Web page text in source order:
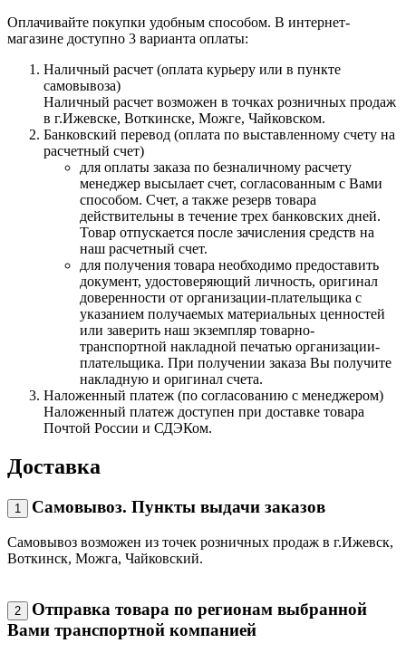
Оплачивайте покупки удобным способом. В интернет-
магазине доступно 3 варианта оплаты:
Наличный расчет (оплата курьеру или в пункте
самовывоза)
Наличный расчет возможен в точках розничных продаж
в г.Ижевске, Воткинске, Можге, Чайковском.
Банковский перевод (оплата по выставленному счету на
расчетный счет)
для оплаты заказа по безналичному расчету
менеджер высылает счет, согласованным с Вами
способом. Счет, а также резерв товара
действительны в течение трех банковских дней.
Товар отпускается после зачисления средств на
наш расчетный счет.
для получения товара необходимо предоставить
документ, удостоверяющий личность, оригинал
доверенности от организации-плательщика с
указанием получаемых материальных ценностей
или заверить наш экземпляр товарно-
транспортной накладной печатью организации-
плательщика. При получении заказа Вы получите
накладную и оригинал счета.
Наложенный платеж (по согласованию с менеджером)
Наложенный платеж доступен при доставке товара
Почтой России и СДЭКом.
Доставка
1 Самовывоз. Пункты выдачи заказов
Самовывоз возможен из точек розничных продаж в г.Ижевск,
Воткинск, Можга, Чайковский.
2
Отправка товара по регионам выбранной
Вами транспортной компанией